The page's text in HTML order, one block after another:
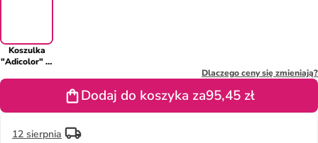
Koszulka
"Adicolor" w
Dlaczego ceny się zmieniają?
Dodaj do koszyka za95,45 zł
12 sierpnia